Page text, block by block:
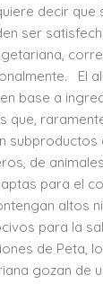
decir que
ser
El
base a
que,
subproductos
de
para el
altos
para la
de Peta,
gozan de